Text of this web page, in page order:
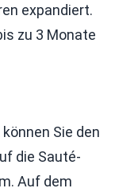
expandiert.
zu 3 Monate
Sie den
die Sauté-
Auf dem